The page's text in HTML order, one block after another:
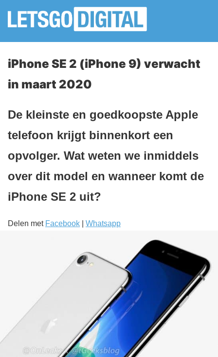
iPhone SE 2 (iPhone 9) verwacht
in maart 2020
De kleinste en goedkoopste Apple
telefoon krijgt binnenkort een
opvolger. Wat weten we inmiddels
over dit model en wanneer komt de
iPhone SE 2 uit?
Delen met Facebook Whatsapp